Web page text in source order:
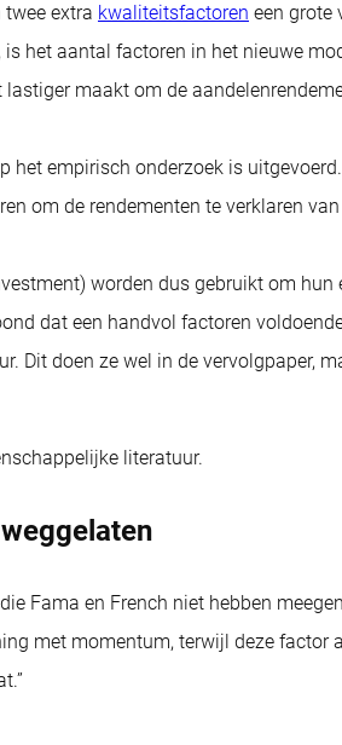
extra kwaliteitsfactoren een grote
het aantal factoren in het nieuwe
maakt om de
empirisch onderzoek is
om de rendementen te verklaren
worden dus gebruikt om hun
dat een handvol factoren
Dit doen ze wel in de vervolgpaper,
literatuur.
Fama en French niet hebben
met momentum, terwijl deze factor